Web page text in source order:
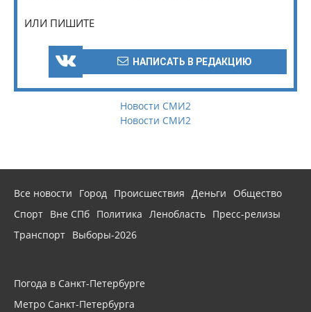
ИЛИ ПИШИТЕ
НАПИСАТЬ В РЕДАКЦИЮ
Новости СМИ2
Новости СМИ2
Все новости Город Происшествия Деньги
Общество
Спорт Вне СПб Политика Ленобласть Пресс-релизы
Транспорт Выборы-2026
Погода в Санкт-Петербурге
Метро Санкт-Петербурга